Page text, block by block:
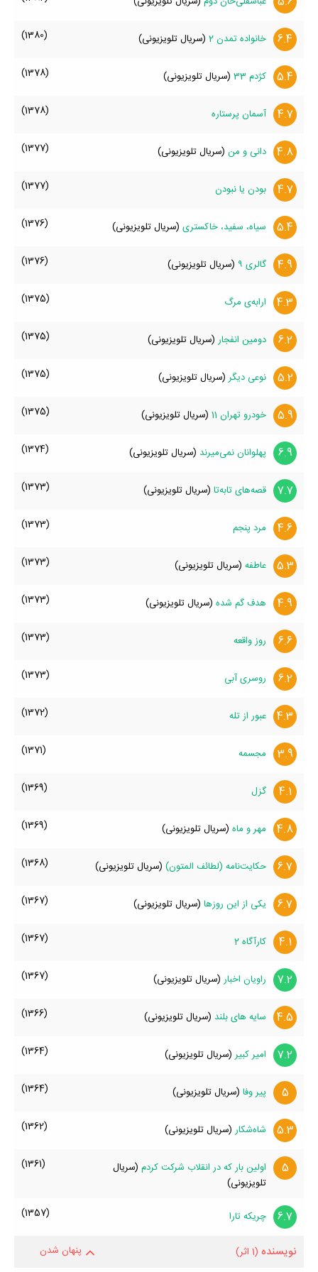
6.4 خانواده تمدن 2 (سریال تلویزیونی) (1380)
5.4 کژدم 33 (سریال تلویزیونی) (1378)
4.7 آسمان پرستاره (1378)
4.8 دانی و من (سریال تلویزیونی) (1377)
4.7 بودن یا نبودن (1377)
5.4 سیاه، سفید، خاکستری (سریال تلویزیونی) (1376)
4.9 گالری ۹ (سریال تلویزیونی) (1376)
4.3 ارابه‌ی مرگ (1375)
6.2 دومین انفجار (سریال تلویزیونی) (1375)
5.2 نوعی دیگر (سریال تلویزیونی) (1375)
5.9 خودرو تهران 11 (سریال تلویزیونی) (1375)
6.9 پهلوانان نمی‌میرند (سریال تلویزیونی) (1374)
7.7 قصه‌های تابه‌تا (سریال تلویزیونی) (1373)
4.6 مرد پنجم (1373)
5.3 عاطفه (سریال تلویزیونی) (1373)
4.9 هدف گم شده (سریال تلویزیونی) (1373)
6.6 روز واقعه (1373)
6.2 روسری آبی (1373)
4.3 عبور از تله (1372)
3.9 مجسمه (1371)
4.1 گزل (1369)
4.8 مهر و ماه (سریال تلویزیونی) (1369)
6.7 حکایت‌نامه (لطائف المتون) (سریال تلویزیونی) (1368)
6.7 یکی از این روزها (سریال تلویزیونی) (1367)
4.1 کارآگاه 2 (1367)
7.2 راویان اخبار (سریال تلویزیونی) (1367)
4.5 سایه های بلند (سریال تلویزیونی) (1366)
7.2 امیر کبیر (سریال تلویزیونی) (1364)
5 پیر وفا (سریال تلویزیونی) (1364)
5.3 شاه‌شکار (سریال تلویزیونی) (1362)
5 اولین بار که در انقلاب شرکت کردم (سریال
تلویزیونی)
(1361)
6.7 چریکه تارا (1357)
نویسنده (1 اثر) پنهان شدن